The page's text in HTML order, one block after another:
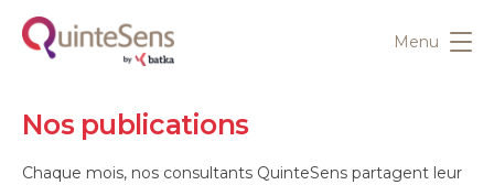
Menu
Nos publications
Chaque mois, nos consultants QuinteSens partagent leur